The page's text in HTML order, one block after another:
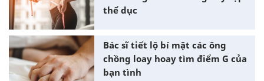
thể dục
Bác sĩ tiết lộ bí mật các ông
chồng loay hoay tìm điểm G của
bạn tình